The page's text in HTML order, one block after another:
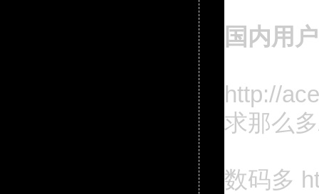
国内用
http://
求那么
数码多